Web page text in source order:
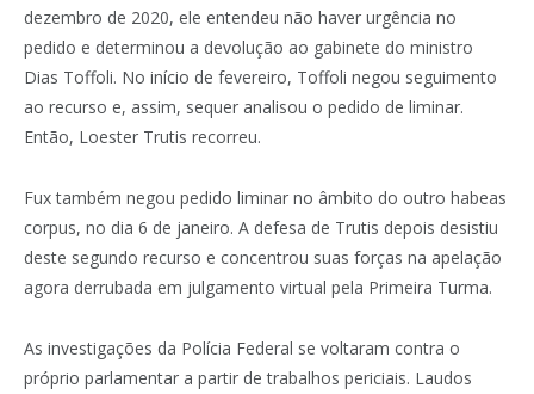
dezembro de 2020, ele entendeu não haver urgência no
pedido e determinou a devolução ao gabinete do ministro
Dias Toffoli. No início de fevereiro, Toffoli negou seguimento
ao recurso e, assim, sequer analisou o pedido de liminar.
Então, Loester Trutis recorreu.
Fux também negou pedido liminar no âmbito do outro habeas
corpus, no dia 6 de janeiro. A defesa de Trutis depois desistiu
deste segundo recurso e concentrou suas forças na apelação
agora derrubada em julgamento virtual pela Primeira Turma.
As investigações da Polícia Federal se voltaram contra o
próprio parlamentar a partir de trabalhos periciais. Laudos